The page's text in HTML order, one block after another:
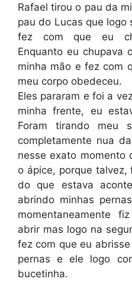
Rafael tirou o pau da
pau do Lucas que logo
fez com que eu
Enquanto eu chupava
minha mão e fez com
meu corpo obedeceu.
Eles pararam e foi a
minha frente, eu
Foram tirando meu
completamente nua
nesse exato momento
o ápice, porque
do que estava
abrindo minhas
momentaneamente
abrir mas logo na
fez com que eu
pernas e ele logo
bucetinha.